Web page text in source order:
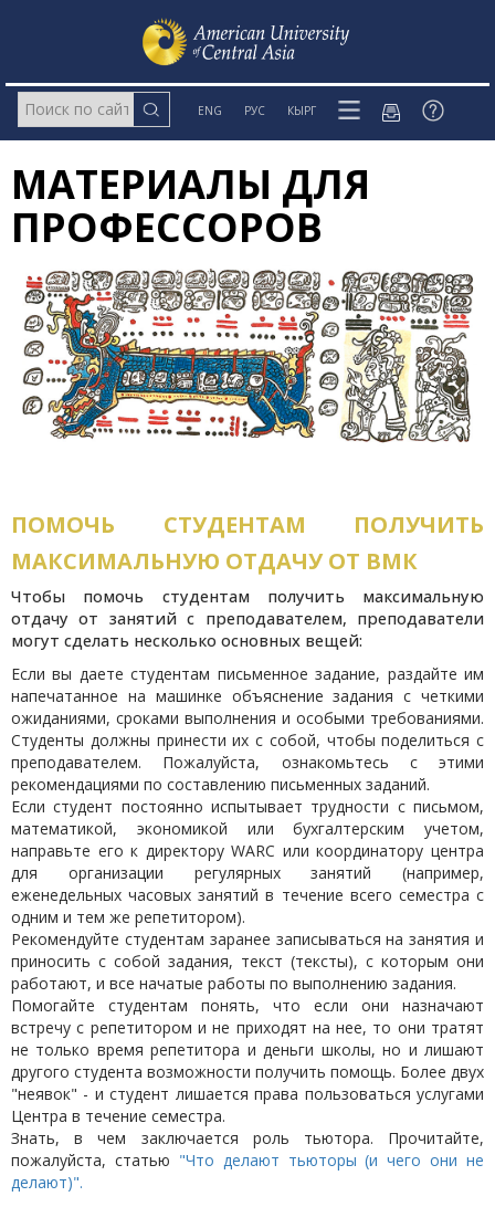
ENG РУС КЫРГ
МАТЕРИАЛЫ ДЛЯ
ПРОФЕССОРОВ
ПОМОЧЬ СТУДЕНТАМ ПОЛУЧИТЬ
МАКСИМАЛЬНУЮ ОТДАЧУ ОТ ВМК
Чтобы помочь студентам получить максимальную
отдачу от занятий с преподавателем, преподаватели
могут сделать несколько основных вещей:
Если вы даете студентам письменное задание, раздайте им
напечатанное на машинке объяснение задания с четкими
ожиданиями, сроками выполнения и особыми требованиями.
Студенты должны принести их с собой, чтобы поделиться с
преподавателем. Пожалуйста, ознакомьтесь с этими
рекомендациями по составлению письменных заданий.
Если студент постоянно испытывает трудности с письмом,
математикой, экономикой или бухгалтерским учетом,
направьте его к директору WARC или координатору центра
для организации регулярных занятий (например,
еженедельных часовых занятий в течение всего семестра с
одним и тем же репетитором).
Рекомендуйте студентам заранее записываться на занятия и
приносить с собой задания, текст (тексты), с которым они
работают, и все начатые работы по выполнению задания.
Помогайте студентам понять, что если они назначают
встречу с репетитором и не приходят на нее, то они тратят
не только время репетитора и деньги школы, но и лишают
другого студента возможности получить помощь. Более двух
"неявок" - и студент лишается права пользоваться услугами
Центра в течение семестра.
Знать, в чем заключается роль тьютора. Прочитайте,
пожалуйста, статью "Что делают тьюторы (и чего они не
делают)".